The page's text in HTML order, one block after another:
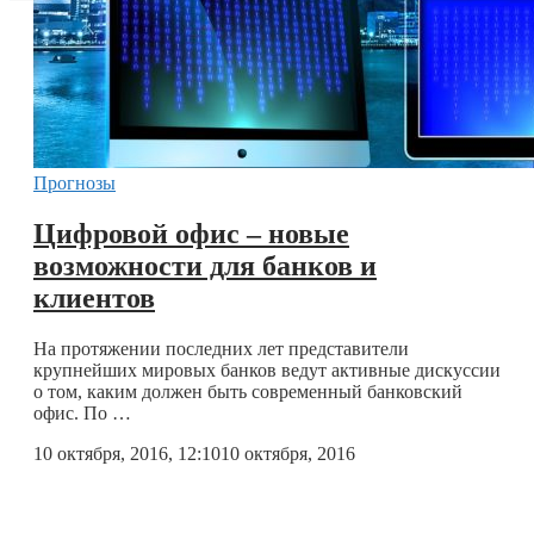
Прогнозы
Цифровой офис – новые
возможности для банков и
клиентов
На протяжении последних лет представители
крупнейших мировых банков ведут активные дискуссии
о том, каким должен быть современный банковский
офис. По …
10 октября, 2016, 12:1010 октября, 2016